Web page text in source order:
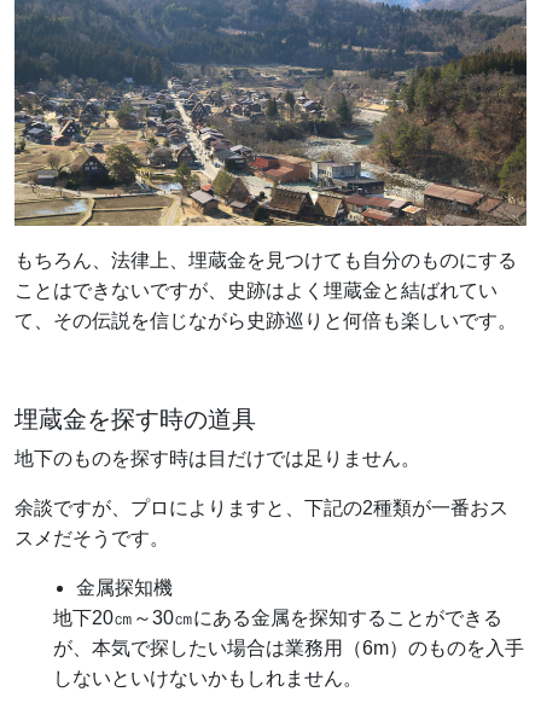
もちろん、法律上、埋蔵金を見つけても自分のものにする
ことはできないですが、史跡はよく埋蔵金と結ばれてい
て、その伝説を信じながら史跡巡りと何倍も楽しいです。
埋蔵金を探す時の道具
地下のものを探す時は目だけでは足りません。
余談ですが、プロによりますと、下記の2種類が一番おス
スメだそうです。
金属探知機
地下20㎝～30㎝にある金属を探知することができる
が、本気で探したい場合は業務用（6m）のものを入手
しないといけないかもしれません。